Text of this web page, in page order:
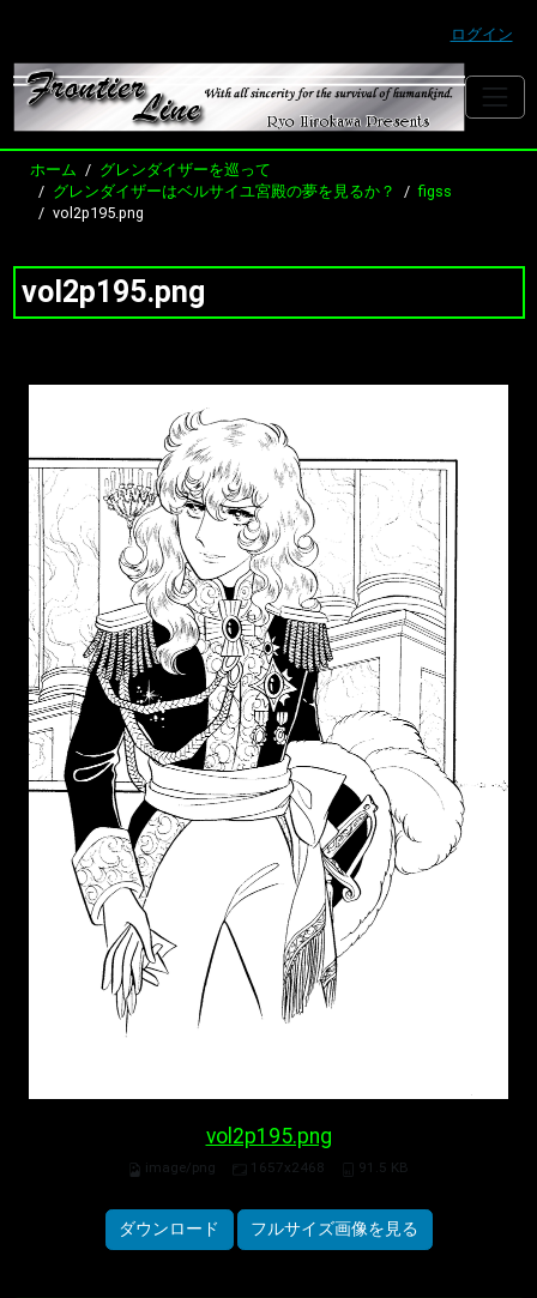
ログイン
ホーム
グレンダイザーを巡って
グレンダイザーはベルサイユ宮殿の夢を見るか？
figss
vol2p195.png
vol2p195.png
vol2p195.png
image/png 1657x2468 91.5 KB
ダウンロード フルサイズ画像を見る